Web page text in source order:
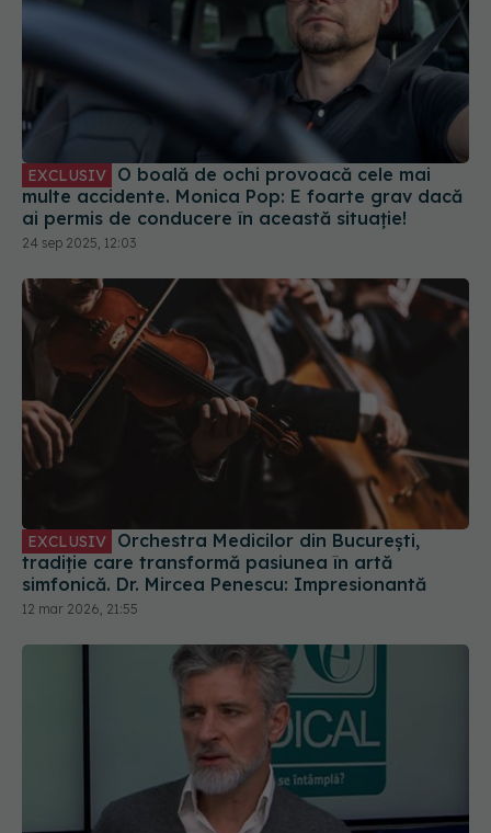
EXCLUSIV
multe accidente. Monica Pop: E foarte grav dacă
ai permis de conducere în această situație!
24 sep 2025, 12:03
EXCLUSIV
tradiție care transformă pasiunea în artă
simfonică. Dr. Mircea Penescu: Impresionantă
12 mar 2026, 21:55